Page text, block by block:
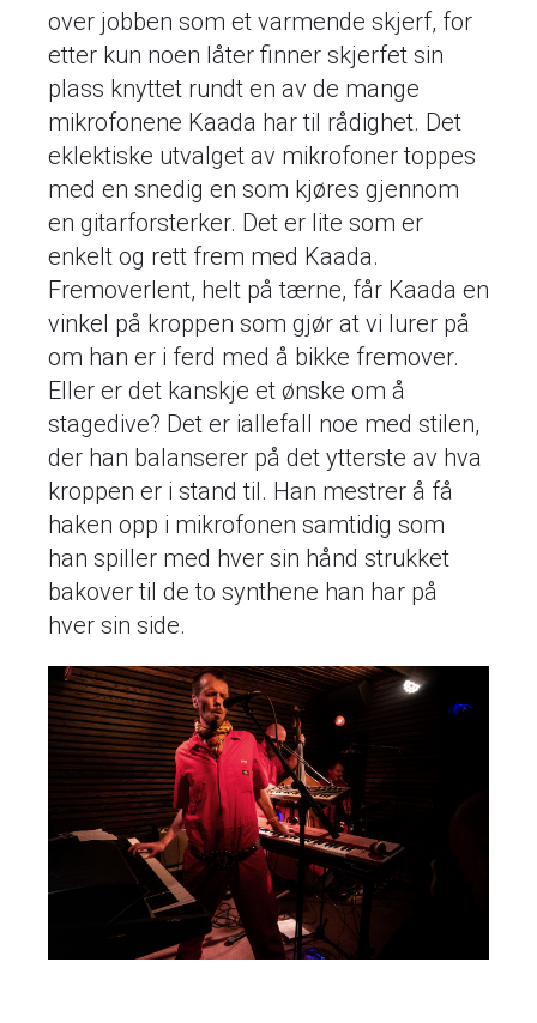
over jobben som et varmende skjerf, for
etter kun noen låter finner skjerfet sin
plass knyttet rundt en av de mange
mikrofonene Kaada har til rådighet. Det
eklektiske utvalget av mikrofoner toppes
med en snedig en som kjøres gjennom
en gitarforsterker. Det er lite som er
enkelt og rett frem med Kaada.
Fremoverlent, helt på tærne, får Kaada en
vinkel på kroppen som gjør at vi lurer på
om han er i ferd med å bikke fremover.
Eller er det kanskje et ønske om å
stagedive? Det er iallefall noe med stilen,
der han balanserer på det ytterste av hva
kroppen er i stand til. Han mestrer å få
haken opp i mikrofonen samtidig som
han spiller med hver sin hånd strukket
bakover til de to synthene han har på
hver sin side.